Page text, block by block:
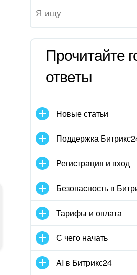
Прочитайте
ответы
Новые статьи
Поддержка
Регистрация и вход
Безопасность в
Тарифы и оплата
С чего начать
AI в Битрикс24